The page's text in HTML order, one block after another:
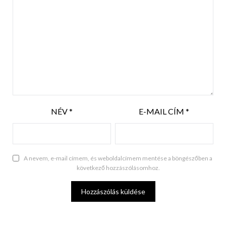
NÉV* E-MAIL CÍM*
A nevem, e-mail címem, és weboldalcímem mentése a böngészőben a
következő hozzászólásomhoz.